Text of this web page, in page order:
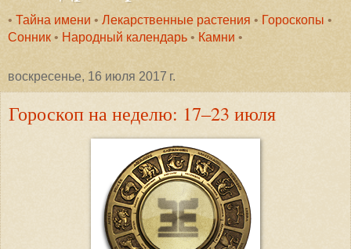
• Тайна имени • Лекарственные растения • Гороскопы •
Сонник • Народный календарь • Камни •
воскресенье, 16 июля 2017 г.
Гороскоп на неделю: 17–23 июля